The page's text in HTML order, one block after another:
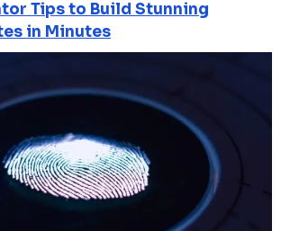
Tips to Build Stunning
in Minutes